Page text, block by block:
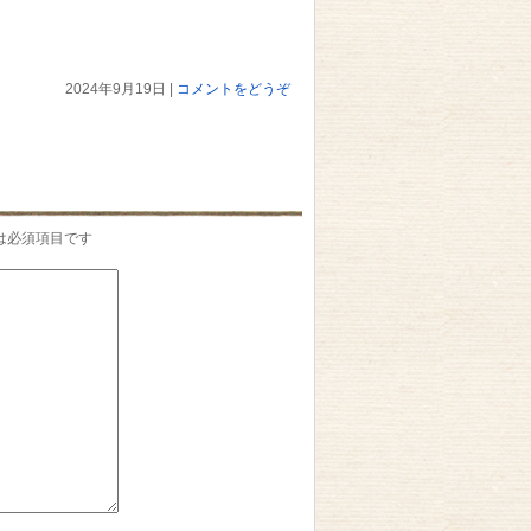
2024年9月19日 コメントをどうぞ
必須項目です